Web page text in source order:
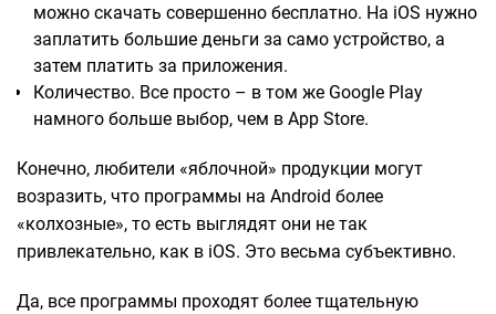
можно скачать совершенно бесплатно. На iOS нужно
заплатить большие деньги за само устройство, а
затем платить за приложения.
Количество. Все просто – в том же Google Play
намного больше выбор, чем в App Store.
Конечно, любители «яблочной» продукции могут
возразить, что программы на Android более
«колхозные», то есть выглядят они не так
привлекательно, как в iOS. Это весьма субъективно.
Да, все программы проходят более тщательную